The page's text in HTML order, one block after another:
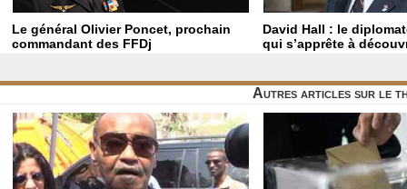
Le général Olivier Poncet, prochain
commandant des FFDj
David Hall : le
qui s’apprête à
Autres articles sur le